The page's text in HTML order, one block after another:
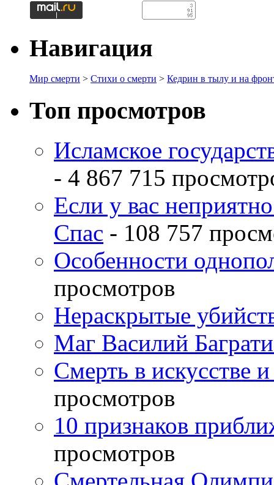
Навигация
Мир смерти > Стихи о смерти > Кедрин в тылу и на
Топ просмотров
Исламское
- 4 867 715
Если у вас
Спас - 108 757
Особенности
просмотров
Нераскрытые
Маг Василий
Смерть в искусстве
просмотров
10 признаков
просмотров